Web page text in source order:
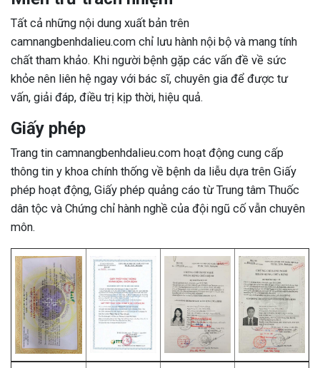
Tất cả những nội dung xuất bản trên
camnangbenhdalieu.com chỉ lưu hành nội bộ và mang tính
chất tham khảo. Khi người bệnh gặp các vấn đề về sức
khỏe nên liên hệ ngay với bác sĩ, chuyên gia để được tư
vấn, giải đáp, điều trị kịp thời, hiệu quả.
Giấy phép
Trang tin camnangbenhdalieu.com hoạt động cung cấp
thông tin y khoa chính thống về bệnh da liễu dựa trên Giấy
phép hoạt động, Giấy phép quảng cáo từ Trung tâm Thuốc
dân tộc và Chứng chỉ hành nghề của đội ngũ cố vẫn chuyên
môn.